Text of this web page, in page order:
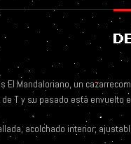
El Mandaloriano, un
T y su pasado está envuelto
acolchado interior,